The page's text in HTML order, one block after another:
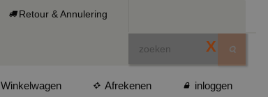
Retour & Annulering
X
Winkelwagen Afrekenen inloggen